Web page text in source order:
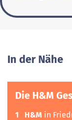
In der Nähe
Die H&M
1 H&M in